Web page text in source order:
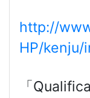
http://
HP/kenju/
「